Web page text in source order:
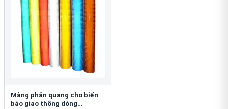
Màng phản quang cho biển
báo giao thông dòng